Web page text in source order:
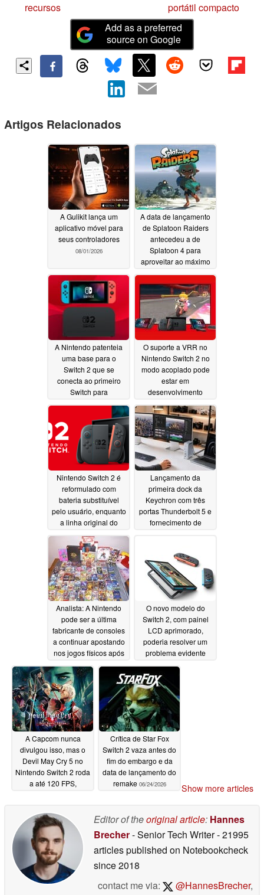
recursos
portátil compacto
Add as a preferred
source on Google
Artigos Relacionados
A Gulikit lança um
aplicativo móvel para
seus controladores
08/01/2026
A data de lançamento
de Splatoon Raiders
antecedeu a de
Splatoon 4 para
aproveitar ao máximo
Switch 207/22/2026
A Nintendo patenteia
uma base para o
Switch 2 que se
conecta ao primeiro
Switch para
exibição de vídeo
07/17/2026
O suporte a VRR no
Nintendo Switch 2 no
modo acoplado pode
estar em
desenvolvimento
07/11/2026
Nintendo Switch 2 é
reformulado com
bateria substituível
pelo usuário, enquanto
a linha original do
descontinuada na
Europa07/07/2026
Lançamento da
primeira dock da
Keychron com três
portas Thunderbolt 5 e
fornecimento de
Analista: A Nintendo
pode ser a última
fabricante de consoles
a continuar apostando
nos jogos físicos após
abandonado os discos
07/06/2026
O novo modelo do
Switch 2, com painel
LCD aprimorado,
poderia resolver um
problema evidente
07/01/2026
A Capcom nunca
divulgou isso, mas o
Devil May Cry 5 no
Nintendo Switch 2 roda
a até 120 FPS,
Crítica de Star Fox
Switch 2 vaza antes do
fim do embargo e da
data de lançamento do
remake 06/24/2026 Show more articles
Editor of theoriginal article: Hannes
Brecher- Senior Tech Writer- 21995
articles published on Notebookcheck
since 2018
contact me via:
@HannesBrecher,